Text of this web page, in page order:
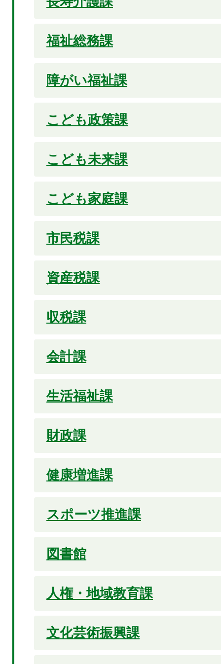
福祉総務課
障がい福祉課
こども政策課
こども未来課
こども家庭課
市民税課
資産税課
収税課
会計課
生活福祉課
財政課
健康増進課
スポーツ推進課
図書館
人権・地域教育課
文化芸術振興課